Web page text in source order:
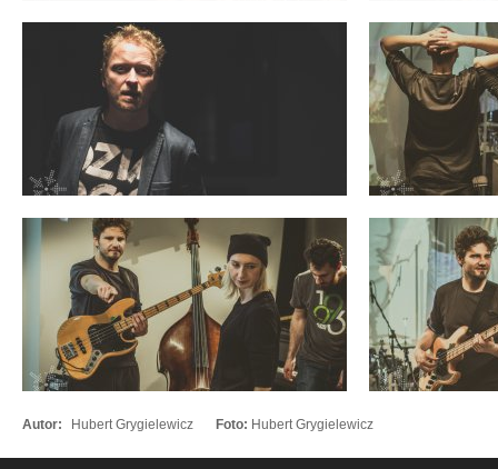
Autor: Hubert Grygielewicz Foto: Hubert Grygielewicz